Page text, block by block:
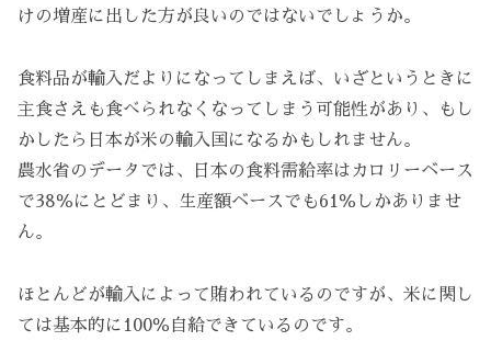
けの増産に出した方が良いのではないでしょうか。
食料品が輸入だよりになってしまえば、いざというときに
主食さえも食べられなくなってしまう可能性があり、もし
かしたら日本が米の輸入国になるかもしれません。
農水省のデータでは、日本の食料需給率はカロリーベース
で38％にとどまり、生産額ベースでも61％しかありませ
ん。
ほとんどが輸入によって賄われているのですが、米に関し
ては基本的に100％自給できているのです。